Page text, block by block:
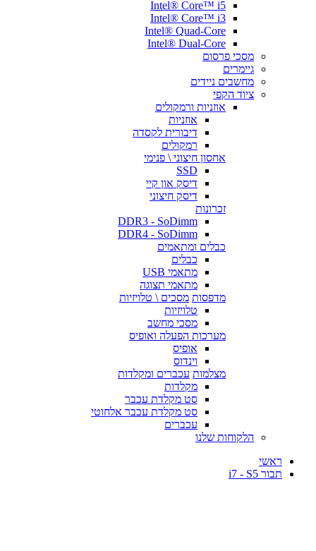
Intel® Core™ i5
Intel® Core™ i3
Intel® Quad-Core
Intel® Dual-Core
מסכי פרסום
גיימרים
מחשבים ניידים
ציוד הקפי
אוזניות ורמקולים
אוזניות
דיבורית לקסדה
רמקולים
אחסון חיצוני \ פנימי
SSD
דיסק און קיי
דיסק חיצוני
זכרונות
DDR3 - SoDimm
DDR4 - SoDimm
כבלים ומתאמים
כבלים
מתאמי USB
מתאמי תצוגה
מדפסות מסכים \ טלויזיות
טלויזיות
מסכי מחשב
מערכות הפעלה ואופיס
אופיס
וינדוס
מצלמות עכברים ומקלדות
מקלדות
סט מקלדת עכבר
סט מקלדת עכבר אלחוטי
עכברים
הלקוחות שלנו
ראשי
תבור i7 - S5